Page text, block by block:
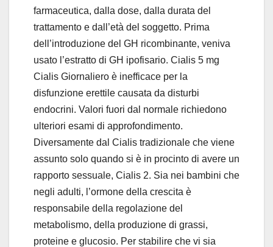
farmaceutica, dalla dose, dalla durata del
trattamento e dall’età del soggetto. Prima
dell’introduzione del GH ricombinante, veniva
usato l’estratto di GH ipofisario. Cialis 5 mg
Cialis Giornaliero è inefficace per la
disfunzione erettile causata da disturbi
endocrini. Valori fuori dal normale richiedono
ulteriori esami di approfondimento.
Diversamente dal Cialis tradizionale che viene
assunto solo quando si è in procinto di avere un
rapporto sessuale, Cialis 2. Sia nei bambini che
negli adulti, l’ormone della crescita è
responsabile della regolazione del
metabolismo, della produzione di grassi,
proteine e glucosio. Per stabilire che vi sia